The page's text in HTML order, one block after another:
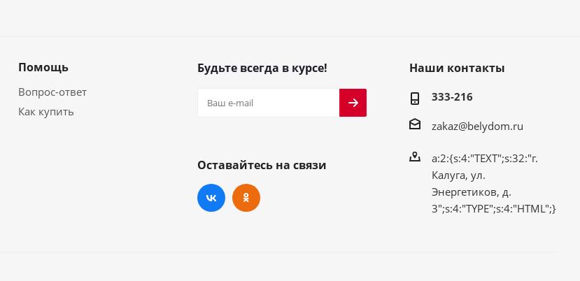
Помощь
Вопрос-ответ
Как купить
Будьте всегда в курсе!
Оставайтесь на связи
Наши контакты
333-216
zakaz@belydom.ru
a:2:{s:4:"TEXT";s:32:"г.
Калуга, ул.
Энергетиков, д.
3";s:4:"TYPE";s:4:"HTML";}